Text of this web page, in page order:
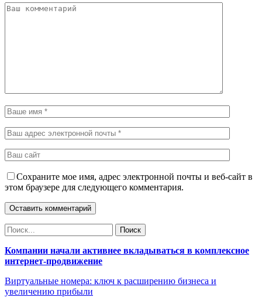
Сохраните мое имя, адрес электронной почты и веб-сайт в
этом браузере для следующего комментария.
Компании начали активнее вкладываться в комплексное
интернет-продвижение
Виртуальные номера: ключ к расширению бизнеса и
увеличению прибыли